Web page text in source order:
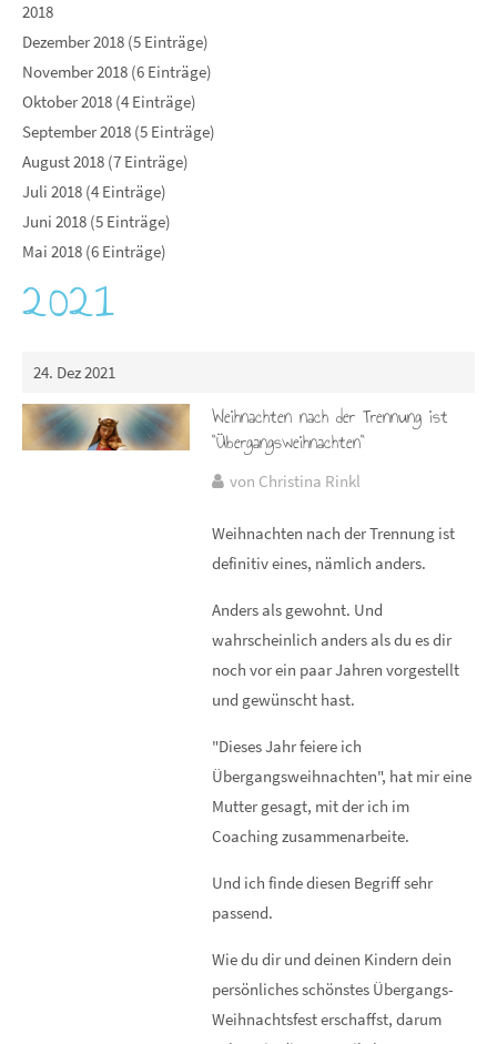
2018
Dezember 2018 (5 Einträge)
November 2018 (6 Einträge)
Oktober 2018 (4 Einträge)
September 2018 (5 Einträge)
August 2018 (7 Einträge)
Juli 2018 (4 Einträge)
Juni 2018 (5 Einträge)
Mai 2018 (6 Einträge)
2021
24. Dez 2021
Weihnachten nach der Trennung ist
"Übergangsweihnachten"
von Christina Rinkl
Weihnachten nach der Trennung ist
definitiv eines, nämlich anders.
Anders als gewohnt. Und
wahrscheinlich anders als du es dir
noch vor ein paar Jahren vorgestellt
und gewünscht hast.
"Dieses Jahr feiere ich
Übergangsweihnachten", hat mir eine
Mutter gesagt, mit der ich im
Coaching zusammenarbeite.
Und ich finde diesen Begriff sehr
passend.
Wie du dir und deinen Kindern dein
persönliches schönstes Übergangs-
Weihnachtsfest erschaffst, darum